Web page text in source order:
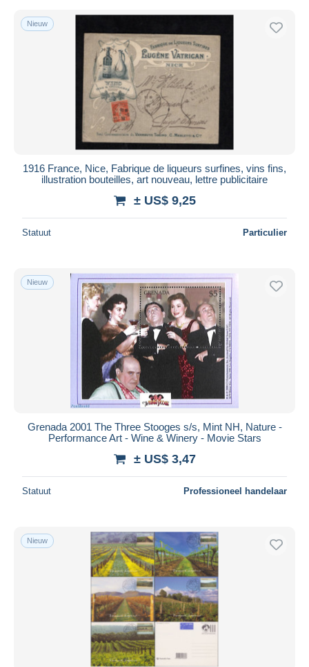
Nieuw
1916 France, Nice, Fabrique de liqueurs surfines, vins fins,
illustration bouteilles, art nouveau, lettre publicitaire
± US$ 9,25
Statuut Particulier
Nieuw
Grenada 2001 The Three Stooges s/s, Mint NH, Nature -
Performance Art - Wine & Winery - Movie Stars
± US$ 3,47
Statuut Professioneel handelaar
Nieuw